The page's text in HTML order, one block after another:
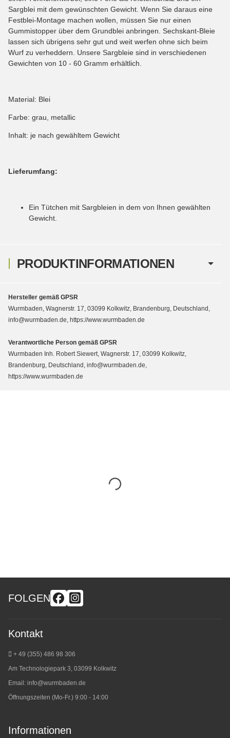
PRODUKTINFORMATIONEN
Sargblei mit dem gewünschten Gewicht. Wenn Sie daraus eine
Festblei-Montage machen wollen, müssen Sie nur einen
Gummistopper über dem Grundblei anbringen. Sechskant-Bleie
lassen sich übrigens sehr gut und weit werfen ohne sich beim
Wurf zu verheddern. Unsere Sargbleie sind in verschiedenen
Gewichten von 10 - 60 Gramm erhältlich.
Material: Blei
Farbe: grau, metallic
Inhalt: je nach gewähltem Gewicht
Lieferumfang:
Ein Tütchen mit Sargbleien in dem von Ihnen gewählten
Gewicht.
Hersteller gemäß GPSR
Wurmbaden, Wagnerstr. 17, 03099 Kolkwitz, Brandenburg, Deutschland,
info@wurmbaden.de, https://www.wurmbaden.de
Verantwortliche Person gemäß GPSR
Wurmbaden Inh. Robert Siewert, Wagnerstr. 17, 03099 Kolkwitz,
Brandenburg, Deutschland, info@wurmbaden.de,
https://www.wurmbaden.de
FOLGEN
Kontakt
+ 49 (355) 486 98 306
Am Technologiepark 3, 03099 Kolkwitz
Email: info@wurmbaden.de
Öffnungszeiten (Mo-Fr.) 9:00 - 14:00
Informationen